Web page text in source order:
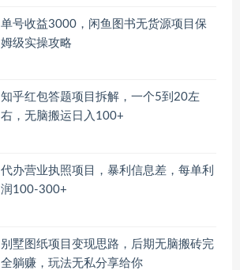
单号收益3000，闲鱼图书无货源项目保
姆级实操攻略
知乎红包答题项目拆解，一个5到20左
右，无脑搬运日入100+
代办营业执照项目，暴利信息差，每单利
润100-300+
别墅图纸项目变现思路，后期无脑搬砖完
全躺赚，玩法无私分享给你